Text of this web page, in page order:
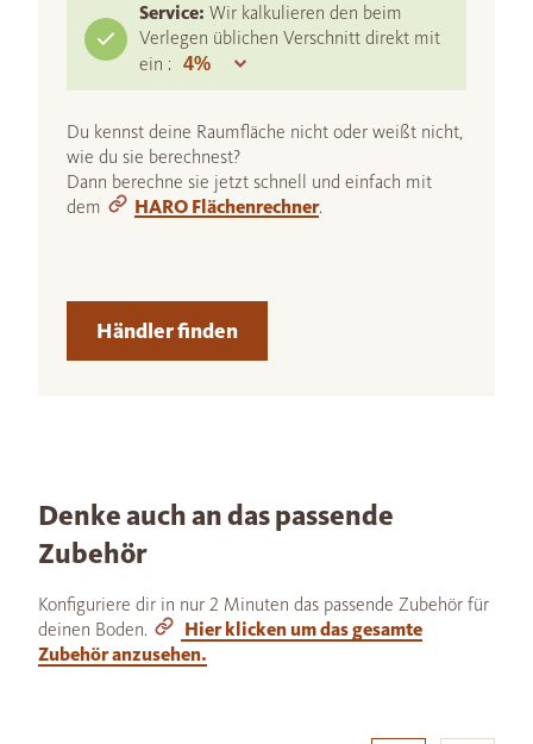
Service: Wir kalkulieren den beim
Verlegen üblichen Verschnitt direkt mit
ein :
Du kennst deine Raumfläche nicht oder weißt nicht,
wie du sie berechnest?
Dann berechne sie jetzt schnell und einfach mit
dem
HARO Flächenrechner.
Händler finden
Denke auch an das passende
Zubehör
Konfiguriere dir in nur 2 Minuten das passende Zubehör für
deinen Boden.
Hier klicken um das gesamte
Zubehör anzusehen.